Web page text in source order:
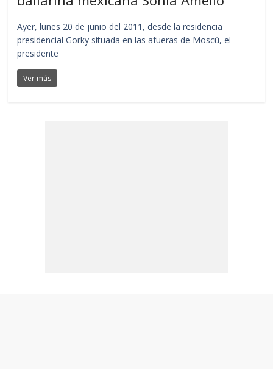
Ayer, lunes 20 de junio del 2011, desde la residencia
presidencial Gorky situada en las afueras de Moscú, el
presidente
Ver más